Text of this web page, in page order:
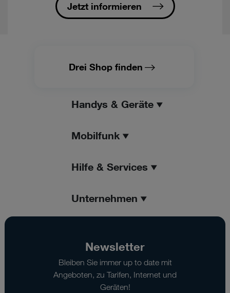
Jetzt informieren
Drei Shop finden
Handys & Geräte
Mobilfunk
Hilfe & Services
Unternehmen
Newsletter
Bleiben Sie immer up to date mit
Angeboten, zu Tarifen, Internet und
Geräten!